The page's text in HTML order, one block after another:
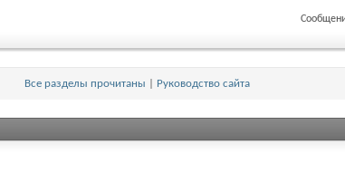
Все разделы прочитаны Руководство сайта